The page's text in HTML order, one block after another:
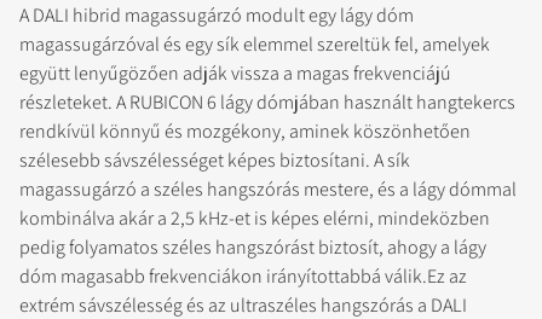
A DALI hibrid magassugárzó modult egy lágy dóm
magassugárzóval és egy sík elemmel szereltük fel, amelyek
együtt lenyűgözően adják vissza a magas frekvenciájú
részleteket. A RUBICON 6 lágy dómjában használt hangtekercs
rendkívül könnyű és mozgékony, aminek köszönhetően
szélesebb sávszélességet képes biztosítani. A sík
magassugárzó a széles hangszórás mestere, és a lágy dómmal
kombinálva akár a 2,5 kHz-et is képes elérni, mindeközben
pedig folyamatos széles hangszórást biztosít, ahogy a lágy
dóm magasabb frekvenciákon irányítottabbá válik.Ez az
extrém sávszélesség és az ultraszéles hangszórás a DALI